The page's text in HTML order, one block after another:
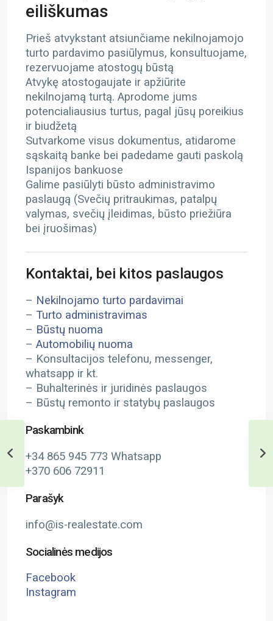
eiliškumas
Prieš atvykstant atsiunčiame nekilnojamojo
turto pardavimo pasiūlymus, konsultuojame,
rezervuojame atostogų būstą
Atvykę atostogaujate ir apžiūrite
nekilnojamą turtą. Aprodome jums
potencialiausius turtus, pagal jūsų poreikius
ir biudžetą
Sutvarkome visus dokumentus, atidarome
sąskaitą banke bei padedame gauti paskolą
Ispanijos bankuose
Galime pasiūlyti būsto administravimo
paslaugą (Svečių pritraukimas, patalpų
valymas, svečių įleidimas, būsto priežiūra
bei įruošimas)
Kontaktai, bei kitos paslaugos
– Nekilnojamo turto pardavimai
– Turto administravimas
– Būstų nuoma
– Automobilių nuoma
– Konsultacijos telefonu, messenger,
whatsapp ir kt.
– Buhalterinės ir juridinės paslaugos
– Būstų remonto ir statybų paslaugos
Paskambink
+34 865 945 773 Whatsapp
+370 606 72911
Parašyk
info@is-realestate.com
Socialinės medijos
Facebook
Instagram